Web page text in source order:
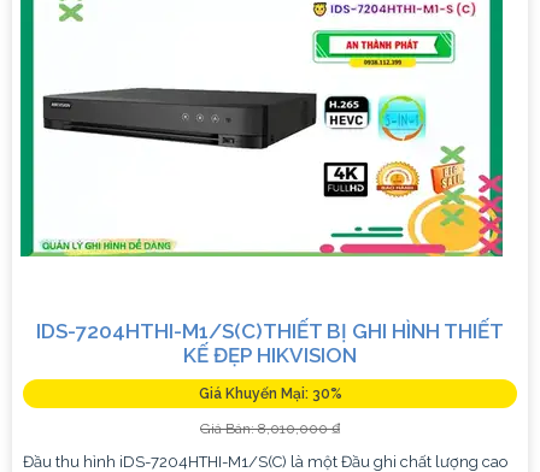
IDS-7204HTHI-M1/S(C)THIẾT BỊ GHI HÌNH THIẾT
KẾ ĐẸP HIKVISION
Giá Khuyến Mại: 30%
Giá Bán: 8,010,000 ₫
Đầu thu hình iDS-7204HTHI-M1/S(C) là một Đầu ghi chất lượng cao